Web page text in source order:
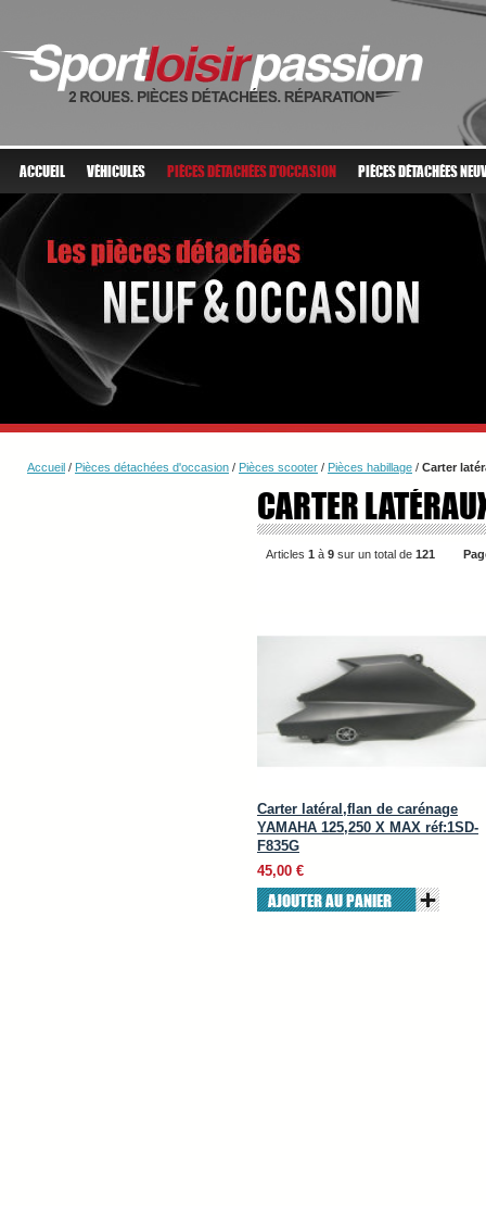
ACCUEIL VÉHICULES PIÈCES DÉTACHÉES D'OCCASION PIÈCES DÉTACHÉES
Accueil / Pièces détachées d'occasion / Pièces scooter / Pièces habillage / Carter
CARTER
Articles 1 à 9 sur un total de 121
Carter latéral,flan de carénage
YAMAHA 125,250 X MAX réf:1SD-
F835G
45,00 €
AJOUTER AU PANIER